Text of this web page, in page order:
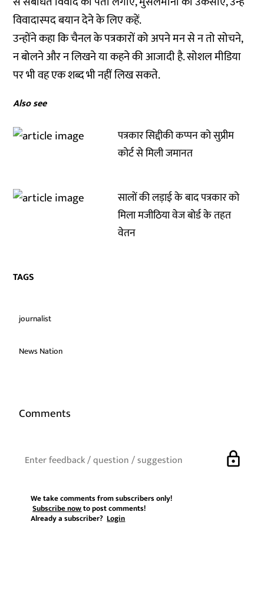
विवादास्पद बयान देने के लिए कहें.
उन्होंने कहा कि चैनल के पत्रकारों को अपने मन से न तो सोचने,
न बोलने और न लिखने या कहने की आजादी है. सोशल मीडिया
पर भी वह एक शब्द भी नहीं लिख सकते.
Also see
पत्रकार सिद्दीकी कप्पन को सुप्रीम
कोर्ट से मिली जमानत
सालों की लड़ाई के बाद पत्रकार को
मिला मजीठिया वेज बोर्ड के तहत
वेतन
TAGS
journalist
News Nation
Comments
lock
We take comments from subscribers only!
Subscribe nowto post comments!
Already a subscriber?Login